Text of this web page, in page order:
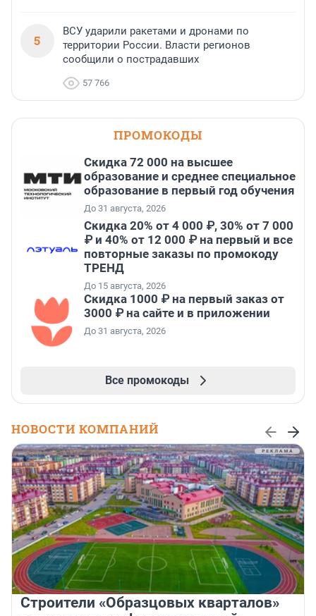
5
ВСУ ударили ракетами и дронами по
территории России. Власти регионов
сообщили о пострадавших
57 766
ПРОМОКОДЫ
Скидка 72 000 на высшее
образование и среднее специальное
образование в первый год обучения
До 31 августа, 2026
Скидка 20% от 4 000 ₽, 30% от 7 000
₽ и 40% от 12 000 ₽ на первый и все
повторные заказы по промокоду
ТРЕНД
До 15 августа, 2026
Скидка 1000 ₽ на первый заказ от
3000 ₽ на сайте и в приложении
До 31 августа, 2026
Все промокоды
НОВОСТИ КОМПАНИЙ
Строители «Образцовых кварталов»